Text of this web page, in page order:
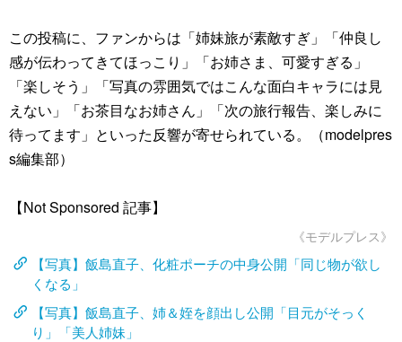
この投稿に、ファンからは「姉妹旅が素敵すぎ」「仲良し
感が伝わってきてほっこり」「お姉さま、可愛すぎる」
「楽しそう」「写真の雰囲気ではこんな面白キャラには見
えない」「お茶目なお姉さん」「次の旅行報告、楽しみに
待ってます」といった反響が寄せられている。（modelpres
s編集部）
【Not Sponsored 記事】
《モデルプレス》
【写真】飯島直子、化粧ポーチの中身公開「同じ物が欲し
くなる」
【写真】飯島直子、姉＆姪を顔出し公開「目元がそっく
り」「美人姉妹」